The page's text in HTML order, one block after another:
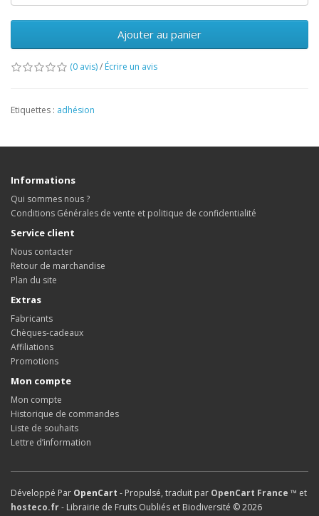
Ajouter au panier
(0 avis)/ Écrire un avis
Etiquettes : adhésion
Informations
Qui sommes nous ?
Conditions Générales de vente et politique de confidentialité
Service client
Nous contacter
Retour de marchandise
Plan du site
Extras
Fabricants
Chèques-cadeaux
Affiliations
Promotions
Mon compte
Mon compte
Historique de commandes
Liste de souhaits
Lettre d’information
Développé Par OpenCart - Propulsé, traduit par OpenCart France ™ et
hosteco.fr- Librairie de Fruits Oubliés et Biodiversité © 2026